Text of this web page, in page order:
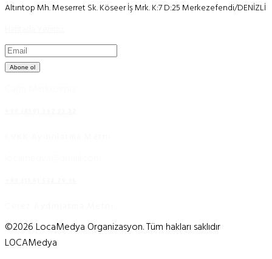
Altıntop Mh. Meserret Sk. Köseer İş Mrk. K:7 D:25 Merkezefendi/DENİZLİ
Abone ol
©2026 LocaMedya Organizasyon. Tüm hakları saklıdır
LOCAMedya